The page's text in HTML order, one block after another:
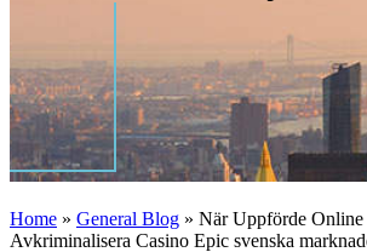
Home » General Blog » När Uppförde Online
Avkriminalisera Casino Epic svenska